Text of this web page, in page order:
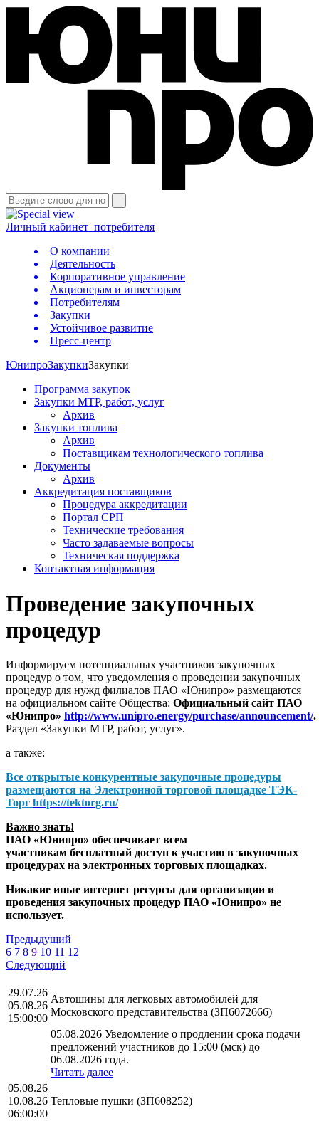
Личный кабинет потребителя
О компании
Деятельность
Корпоративное управление
Акционерам и инвесторам
Потребителям
Закупки
Устойчивое развитие
Пресс-центр
ЮнипроЗакупкиЗакупки
Программа закупок
Закупки МТР, работ, услуг
Архив
Закупки топлива
Архив
Поставщикам технологического топлива
Документы
Архив
Аккредитация поставщиков
Процедура аккредитации
Портал СРП
Технические требования
Часто задаваемые вопросы
Техническая поддержка
Контактная информация
Проведение закупочных
процедур
Информируем потенциальных участников закупочных
процедур о том, что уведомления о проведении закупочных
процедур для нужд филиалов ПАО «Юнипро» размещаются
на официальном сайте Общества: Официальный сайт ПАО
«Юнипро» http://www.unipro.energy/purchase/announcement/.
Раздел «Закупки МТР, работ, услуг».
а также:
Все открытые конкурентные закупочные процедуры
размещаются на Электронной торговой площадке ТЭК-
Торг https://tektorg.ru/
Важно знать!
ПАО «Юнипро» обеспечивает всем
участникам бесплатный доступ к участию в закупочных
процедурах на электронных торговых площадках.
Никакие иные интернет ресурсы для организации и
проведения закупочных процедур ПАО «Юнипро» не
использует.
Предыдущий
6 7 8 9 10 11 12
Следующий
29.07.26
05.08.26
15:00:00
Автошины для легковых автомобилей для
Московского представительства (ЗП6072666)
05.08.2026 Уведомление о продлении срока подачи
предложений участников до 15:00 (мск) до
06.08.2026 года.
Читать далее
05.08.26
10.08.26
06:00:00
Тепловые пушки (ЗП608252)